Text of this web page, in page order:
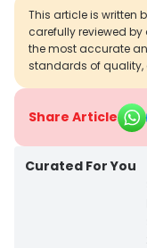
This article is written
carefully reviewed by
the most accurate
standards of quality,
Share Article
Curated For You